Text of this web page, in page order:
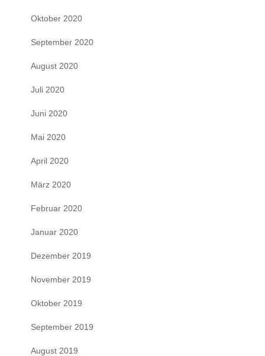
Oktober 2020
September 2020
August 2020
Juli 2020
Juni 2020
Mai 2020
April 2020
März 2020
Februar 2020
Januar 2020
Dezember 2019
November 2019
Oktober 2019
September 2019
August 2019